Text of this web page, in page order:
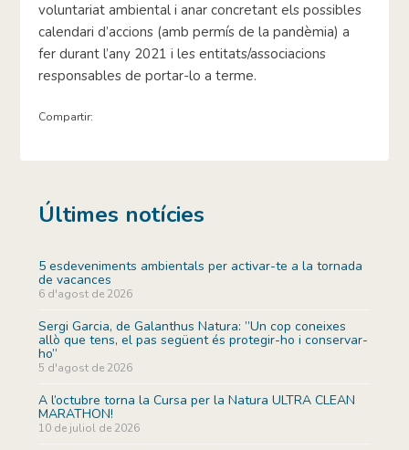
voluntariat ambiental i anar concretant els possibles
calendari d’accions (amb permís de la pandèmia) a
fer durant l’any 2021 i les entitats/associacions
responsables de portar-lo a terme.
Compartir:
Últimes notícies
5 esdeveniments ambientals per activar-te a la tornada
de vacances
6 d'agost de 2026
Sergi Garcia, de Galanthus Natura: ”Un cop coneixes
allò que tens, el pas següent és protegir-ho i conservar-
ho”
5 d'agost de 2026
A l’octubre torna la Cursa per la Natura ULTRA CLEAN
MARATHON!
10 de juliol de 2026